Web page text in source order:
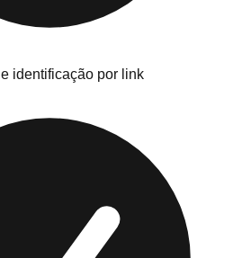
identificação por link